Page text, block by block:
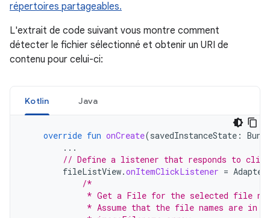
répertoires partageables.
L'extrait de code suivant vous montre comment
détecter le fichier sélectionné et obtenir un URI de
contenu pour celui-ci:
Kotlin Java
override fun onCreate(savedInstanceState :
...
// Define a listener that responds to
fileListView.onItemClickListener =
/*
* Get a File for the selected file
* Assume that the file names are in